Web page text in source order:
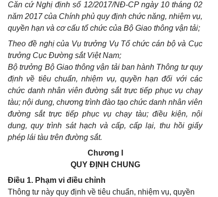
Căn cứ Nghị định số 12/2017/NĐ-CP ngày 10 tháng 02
năm 2017 của Chính phủ quy định chức năng, nhiệm vụ,
quyền hạn và cơ cấu tổ chức của Bộ Giao thông vận tải;
Theo đề nghị của Vụ trưởng Vụ Tổ chức cán bộ và Cục
trưởng Cục Đường sắt Việt Nam;
Bộ trưởng Bộ Giao thông vận tải ban hành Thông tư quy
định về tiêu chuẩn, nhiệm vụ, quyền hạn đối với các
chức danh nhân viên đường sắt trực tiếp phục vụ chạy
tàu; nội dung, chương trình đào tạo chức danh nhân viên
đường sắt trực tiếp phục vụ chạy tàu; điều kiện, nội
dung, quy trình sát hạch và cấp, cấp lại, thu hồi giấy
phép lái tàu trên đường sắt.
Chương I
QUY ĐỊNH CHUNG
Điều 1. Phạm vi điều chỉnh
Thông tư này quy định về tiêu chuẩn, nhiệm vụ, quyền